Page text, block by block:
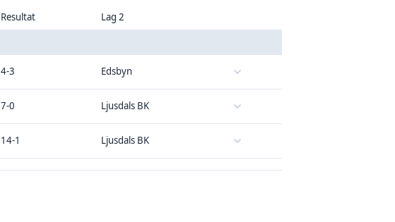
Resultat Lag 2
4-3 Edsbyn
7-0 Ljusdals BK
14-1 Ljusdals BK